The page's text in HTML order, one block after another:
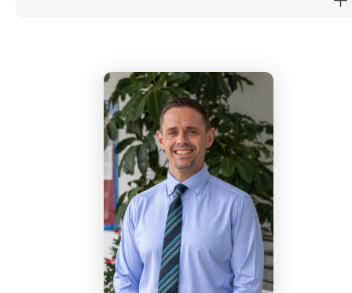
判性思維。她已完成國家校長資格（NPQH），並擁有教
育碩士學位。